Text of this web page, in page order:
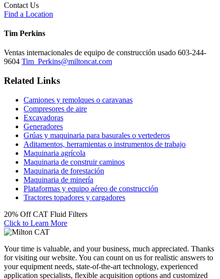
Contact Us
Find a Location
Tim Perkins
Ventas internacionales de equipo de construcción usado 603-244-
9604 Tim_Perkins@miltoncat.com
Related Links
Camiones y remolques o caravanas
Compresores de aire
Excavadoras
Generadores
Grúas y maquinaria para basurales o vertederos
Aditamentos, herramientas o instrumentos de trabajo
Maquinaria agrícola
Maquinaria de construir caminos
Maquinaria de forestación
Maquinaria de minería
Plataformas y equipo aéreo de construcción
Tractores topadores y cargadores
20% Off CAT Fluid Filters
Click to Learn More
Your time is valuable, and your business, much appreciated. Thanks
for visiting our website. You can count on us for realistic answers to
your equipment needs, state-of-the-art technology, experienced
application specialists, flexible acquisition options and customized